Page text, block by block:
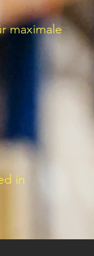
maximale
in